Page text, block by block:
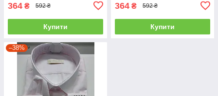
364 ₴ 592 ₴
Купити
364 ₴ 592 ₴
Купити
–38%